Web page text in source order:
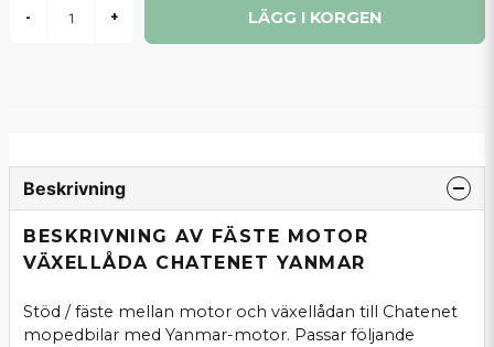
- + LÄGG I KORGEN
Beskrivning
BESKRIVNING AV FÄSTE MOTOR
VÄXELLÅDA CHATENET YANMAR
Stöd / fäste mellan motor och växellådan till Chatenet
mopedbilar med Yanmar-motor. Passar följande